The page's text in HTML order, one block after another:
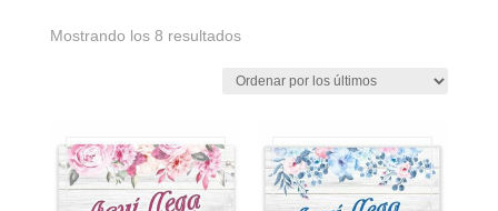
Mostrando los 8 resultadosOrdenado